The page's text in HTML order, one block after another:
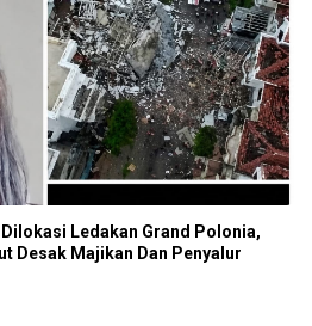
Ledakan Grand Polonia,
Desak Majikan Dan Penyalur